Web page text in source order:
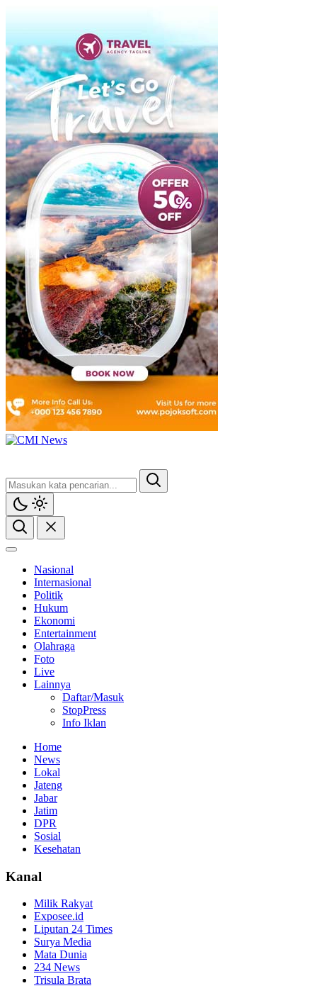
CMI News
Berani, Integritas dan Loyalitas
Nasional
Internasional
Politik
Hukum
Ekonomi
Entertainment
Olahraga
Foto
Live
Lainnya
Daftar/Masuk
StopPress
Info Iklan
Home
News
Lokal
Jateng
Jabar
Jatim
DPR
Sosial
Kesehatan
Kanal
Milik Rakyat
Exposee.id
Liputan 24 Times
Surya Media
Mata Dunia
234 News
Trisula Brata